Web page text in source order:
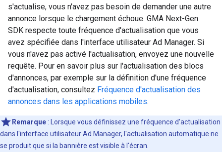
s'actualise, vous n'avez pas besoin de demander une autre
annonce lorsque le chargement échoue. GMA Next-Gen
SDK respecte toute fréquence d'actualisation que vous
avez spécifiée dans l'interface utilisateur Ad Manager. Si
vous n'avez pas activé l'actualisation, envoyez une nouvelle
requête. Pour en savoir plus sur l'actualisation des blocs
d'annonces, par exemple sur la définition d'une fréquence
d'actualisation, consultez Fréquence d'actualisation des
annonces dans les applications mobiles.
Remarque : Lorsque vous définissez une fréquence d'actualisation
dans l'interface utilisateur Ad Manager, l'actualisation automatique ne
se produit que si la bannière est visible à l'écran.